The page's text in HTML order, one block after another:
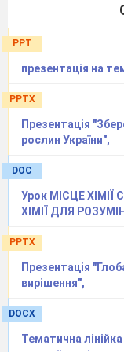
Давайте
приголосні.
(два ).
Виділення
А зараз
якими
PPT
презентація на
PPTX
Презентація
рослин України",
DOC
Урок МІСЦЕ
ХІМІЇ ДЛЯ
PPTX
Презентація
вирішення",
DOCX
Тематична